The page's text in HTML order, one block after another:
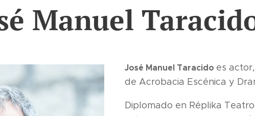
Manuel
José Manuel Taracido es
de Acrobacia Escénica y
Diplomado en Réplika